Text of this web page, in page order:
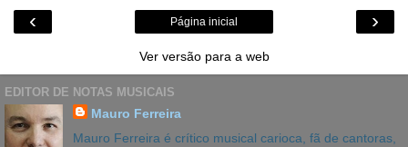
‹ ›
Página inicial
Ver versão para a web
EDITOR DE NOTAS MUSICAIS
Mauro Ferreira
Mauro Ferreira é crítico musical carioca, fã de cantoras,